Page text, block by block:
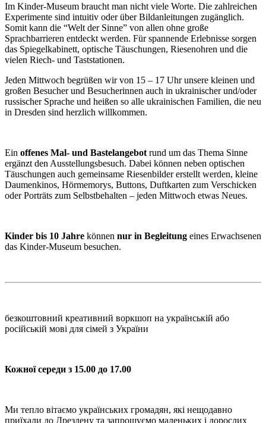
Im Kinder-Museum braucht man nicht viele Worte. Die zahlreichen
Experimente sind intuitiv oder über Bildanleitungen zugänglich.
Somit kann die “Welt der Sinne” von allen ohne große
Sprachbarrieren entdeckt werden. Für spannende Erlebnisse sorgen
das Spiegelkabinett, optische Täuschungen, Riesenohren und die
vielen Riech- und Taststationen.
Jeden Mittwoch begrüßen wir von 15 – 17 Uhr unsere kleinen und
großen Besucher und Besucherinnen auch in ukrainischer und/oder
russischer Sprache und heißen so alle ukrainischen Familien, die neu
in Dresden sind herzlich willkommen.
Ein offenes Mal- und Bastelangebot rund um das Thema Sinne
ergänzt den Ausstellungsbesuch. Dabei können neben optischen
Täuschungen auch gemeinsame Riesenbilder erstellt werden, kleine
Daumenkinos, Hörmemorys, Buttons, Duftkarten zum Verschicken
oder Porträts zum Selbstbehalten – jeden Mittwoch etwas Neues.
Kinder bis 10 Jahre können nur in Begleitung eines Erwachsenen
das Kinder-Museum besuchen.
безкоштовний креативний воркшоп на українській або
російській мові для сімей з України
Кожної середи з 15.00 до 17.00
Ми тепло вітаємо українських громадян, які нещодавно
приїхали до Дрездену та запрошуємо маленьких і дорослих